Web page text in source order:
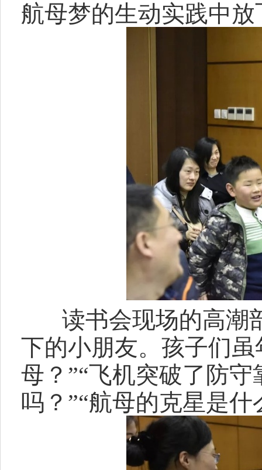
航母梦的生动实践中
读书会现场的高潮
下的小朋友。孩子们
母？”“飞机突破了防
吗？”“航母的克星是